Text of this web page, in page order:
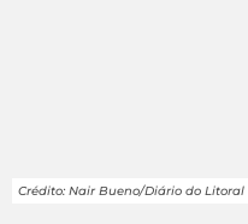
Crédito: Nair Bueno/Diário do Litoral